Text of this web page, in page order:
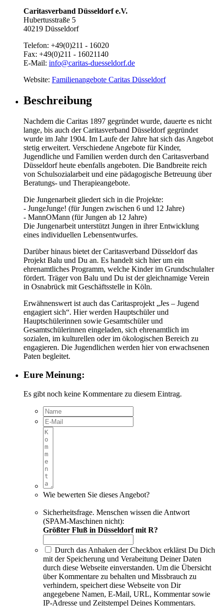
Caritasverband Düsseldorf e.V.
Hubertusstraße 5
40219 Düsseldorf
Telefon: +49(0)211 - 16020
Fax: +49(0)211 - 16021140
E-Mail: info@caritas-duesseldorf.de
Website: Familienangebote Caritas Düsseldorf
Beschreibung
Nachdem die Caritas 1897 gegründet wurde, dauerte es nicht
lange, bis auch der Caritasverband Düsseldorf gegründet
wurde im Jahr 1904. Im Laufe der Jahre hat sich das Angebot
stetig erweitert. Verschiedene Angebote für Kinder,
Jugendliche und Familien werden durch den Caritasverband
Düsseldorf heute ebenfalls angeboten. Die Bandbreite reich
von Schulsozialarbeit und eine pädagogische Betreuung über
Beratungs- und Therapieangebote.
Die Jungenarbeit gliedert sich in die Projekte:
- JungeJunge! (für Jungen zwischen 6 und 12 Jahre)
- MannOMann (für Jungen ab 12 Jahre)
Die Jungenarbeit unterstützt Jungen in ihrer Entwicklung
eines individuellen Lebensentwurfes.
Darüber hinaus bietet der Caritasverband Düsseldorf das
Projekt Balu und Du an. Es handelt sich hier um ein
ehrenamtliches Programm, welche Kinder im Grundschulalter
fördert. Träger von Balu und Du ist der gleichnamige Verein
in Osnabrück mit Geschäftsstelle in Köln.
Erwähnenswert ist auch das Caritasprojekt „Jes – Jugend
engagiert sich“. Hier werden Hauptschüler und
Hauptschülerinnen sowie Gesamtschüler und
Gesamtschülerinnen eingeladen, sich ehrenamtlich im
sozialen, im kulturellen oder im ökologischen Bereich zu
engagieren. Die Jugendlichen werden hier von erwachsenen
Paten begleitet.
Eure Meinung:
Es gibt noch keine Kommentare zu diesem Eintrag.
Wie bewerten Sie dieses Angebot?
Sicherheitsfrage. Menschen wissen die Antwort
(SPAM-Maschinen nicht):
Größter Fluß in Düsseldorf mit R?
Durch das Anhaken der Checkbox erklärst Du Dich
mit der Speicherung und Verabeitung Deiner Daten
durch diese Webseite einverstanden. Um die Übersicht
über Kommentare zu behalten und Missbrauch zu
verhindern, speichert diese Webseite von Dir
angegebene Namen, E-Mail, URL, Kommentar sowie
IP-Adresse und Zeitstempel Deines Kommentars.